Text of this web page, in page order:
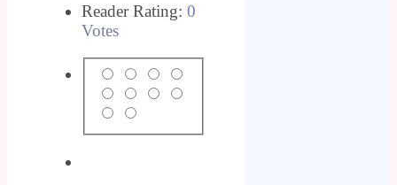
Reader Rating: 0
Votes